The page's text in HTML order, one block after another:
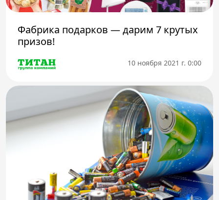
Фабрика подарков — дарим 7 крутых
призов!
10 ноября 2021 г. 0:00